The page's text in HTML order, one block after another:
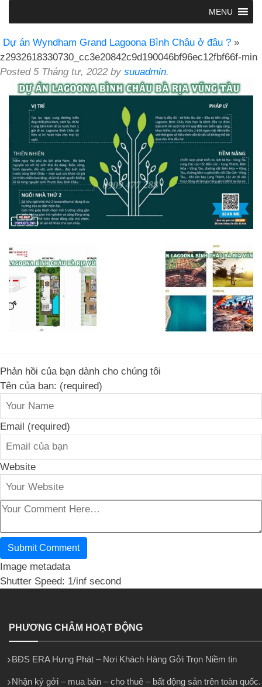
MENU
Dự án Wyndham Grand Lagoona Bình Châu ở đâu ? »
z2932618330730_cc3e20842c9d190046bf96ec12fbf66f-min
Posted 5 Tháng tư, 2022 by suuadmin.
Phản hồi của bạn dành cho chúng tôi
Tên của bạn: (required)
Email (required)
Website
Image metadata
Shutter Speed: 1/inf second
PHƯƠNG CHÂM HOẠT ĐỘNG
BĐS ERA Hưng Phát – Nơi Khách Hàng Gởi Trọn Niềm tin
Nhận ký gởi – mua bán – cho thuê – bất động sản trên toàn quốc.